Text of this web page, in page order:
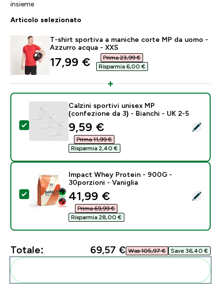
insieme
Articolo selezionato
T-shirt sportiva a maniche corte MP da uomo -
Azzurro acqua - XXS
discounted price
17,99 €‎
Prima 23,99 €‎
Risparmia 6,00 €‎
Seleziona questo prodotto - Calzini sportivi unisex
Calzini sportivi unisex MP
(confezione da 3) - Bianchi - UK 2-5
discounted price
9,59 €‎
Prima 11,99 €‎
Risparmia 2,40 €‎
Seleziona questo prodotto - Impact Whey Protein -
Impact Whey Protein - 900G -
30porzioni - Vaniglia
discounted price
41,99 €‎
Prima 69,99 €‎
Risparmia 28,00 €‎
Totale: 69,57 €‎ Was 105,97 €‎ Save 36,40 €‎